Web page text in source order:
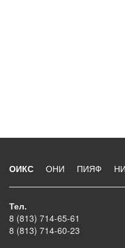
ОИКС ОНИ ПИЯФ
Тел.
8 (813) 714-65-61
8 (813) 714-60-23